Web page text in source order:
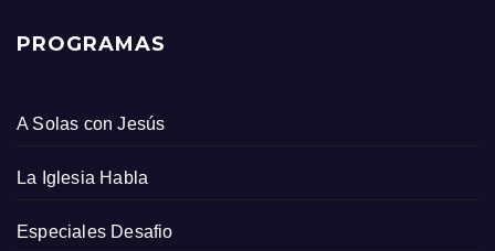
PROGRAMAS
A Solas con Jesús
La Iglesia Habla
Especiales Desafio